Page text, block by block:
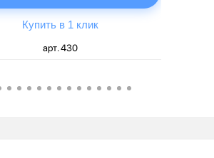
Купить в 1 клик
арт. 430